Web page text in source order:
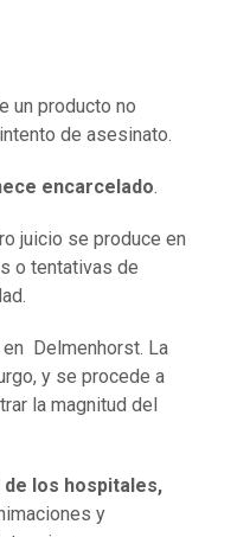
un producto no
de asesinato.
encarcelado.
juicio se produce en
o tentativas de
Delmenhorst. La
y se procede a
la magnitud del
de los hospitales,
y